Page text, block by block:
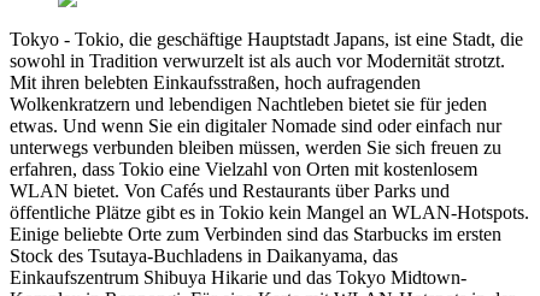
Tokyo - Tokio, die geschäftige Hauptstadt Japans, ist eine Stadt, die
sowohl in Tradition verwurzelt ist als auch vor Modernität strotzt.
Mit ihren belebten Einkaufsstraßen, hoch aufragenden
Wolkenkratzern und lebendigen Nachtleben bietet sie für jeden
etwas. Und wenn Sie ein digitaler Nomade sind oder einfach nur
unterwegs verbunden bleiben müssen, werden Sie sich freuen zu
erfahren, dass Tokio eine Vielzahl von Orten mit kostenlosem
WLAN bietet. Von Cafés und Restaurants über Parks und
öffentliche Plätze gibt es in Tokio kein Mangel an WLAN-Hotspots.
Einige beliebte Orte zum Verbinden sind das Starbucks im ersten
Stock des Tsutaya-Buchladens in Daikanyama, das
Einkaufszentrum Shibuya Hikarie und das Tokyo Midtown-